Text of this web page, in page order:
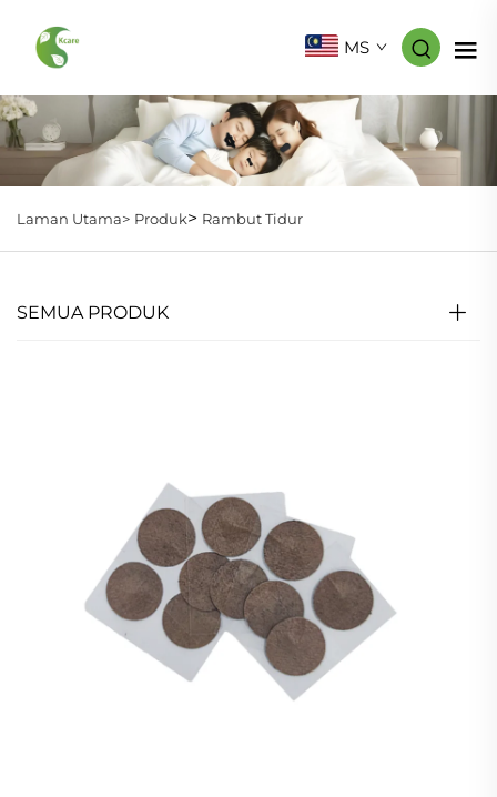
MS
Laman Utama> Produk> Rambut Tidur
SEMUA PRODUK